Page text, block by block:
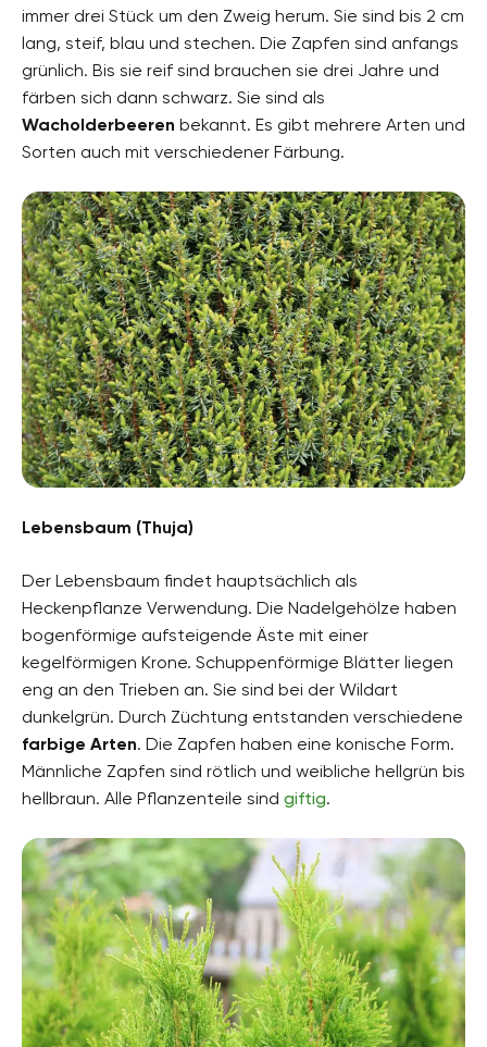
immer drei Stück um den Zweig herum. Sie sind bis 2 cm
lang, steif, blau und stechen. Die Zapfen sind anfangs
grünlich. Bis sie reif sind brauchen sie drei Jahre und
färben sich dann schwarz. Sie sind als
Wacholderbeeren bekannt. Es gibt mehrere Arten und
Sorten auch mit verschiedener Färbung.
Lebensbaum (Thuja)
Der Lebensbaum findet hauptsächlich als
Heckenpflanze Verwendung. Die Nadelgehölze haben
bogenförmige aufsteigende Äste mit einer
kegelförmigen Krone. Schuppenförmige Blätter liegen
eng an den Trieben an. Sie sind bei der Wildart
dunkelgrün. Durch Züchtung entstanden verschiedene
farbige Arten. Die Zapfen haben eine konische Form.
Männliche Zapfen sind rötlich und weibliche hellgrün bis
hellbraun. Alle Pflanzenteile sind giftig.